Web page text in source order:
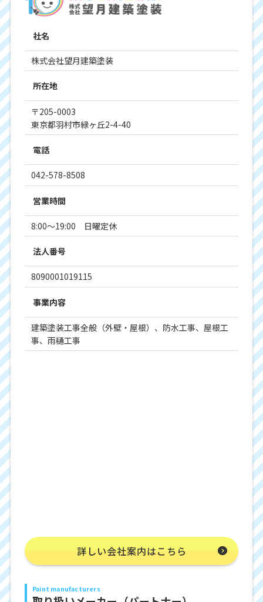
社名
株式会社望月建築塗装
所在地
〒205-0003
東京都羽村市緑ヶ丘2-4-40
電話
042-578-8508
営業時間
8:00～19:00 日曜定休
法人番号
8090001019115
事業内容
建築塗装工事全般（外壁・屋根）、防水工事、屋根工
事、雨樋工事
詳しい会社案内はこちら
Paint manufacturers